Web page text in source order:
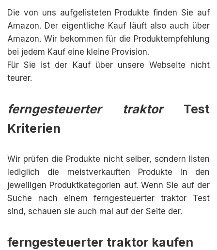
Die von uns aufgelisteten Produkte finden Sie auf
Amazon. Der eigentliche Kauf läuft also auch über
Amazon. Wir bekommen für die Produktempfehlung
bei jedem Kauf eine kleine Provision.
Für Sie ist der Kauf über unsere Webseite nicht
teurer.
ferngesteuerter traktorTest
Kriterien
Wir prüfen die Produkte nicht selber, sondern listen
lediglich die meistverkauften Produkte in den
jeweiligen Produktkategorien auf. Wenn Sie auf der
Suche nach einem ferngesteuerter traktor Test
sind, schauen sie auch mal auf der Seite der.
ferngesteuerter traktor kaufen